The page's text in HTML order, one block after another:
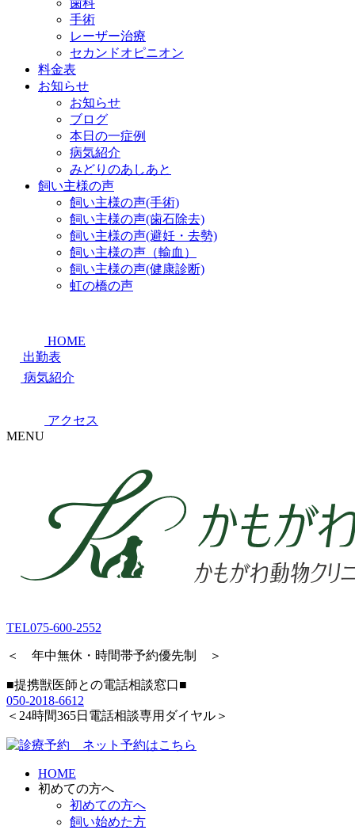
手術
レーザー治療
セカンドオピニオン
料金表
お知らせ
お知らせ
ブログ
本日の一症例
病気紹介
みどりのあしあと
飼い主様の声
飼い主様の声(手術)
飼い主様の声(歯石除去)
飼い主様の声(避妊・去勢)
飼い主様の声（輸血）
飼い主様の声(健康診断)
虹の橋の声
HOME
出勤表
病気紹介
アクセス
MENU
TEL075-600-2552
＜ 年中無休・時間帯予約優先制 ＞
■提携獣医師との電話相談窓口■
050-2018-6612
＜24時間365日電話相談専用ダイヤル＞
HOME
初めての方へ
初めての方へ
飼い始めた方